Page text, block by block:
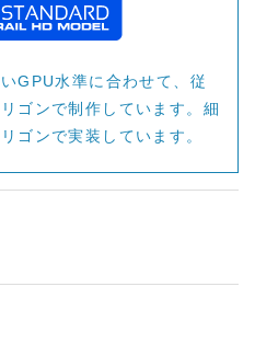
GPU水準に合わせて、従
ゴンで制作しています。細
ゴンで実装しています。